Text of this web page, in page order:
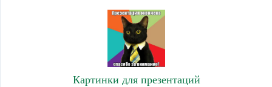
Картинки для презентаций